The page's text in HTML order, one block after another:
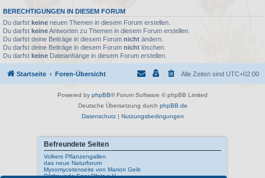
BERECHTIGUNGEN IN DIESEM FORUM
Du darfst keine neuen Themen in diesem Forum erstellen.
Du darfst keineAntworten zu Themen in diesem Forum erstellen.
Du darfst deine Beiträge in diesem Forum nicht ändern.
Du darfst deine Beiträge in diesem Forum nicht löschen.
Du darfst keine Dateianhänge in diesem Forum erstellen.
Startseite Foren-Übersicht Alle Zeiten sind UTC+02:00
Powered by phpBB® Forum Software © phpBB Limited
Deutsche Übersetzung durch phpBB.de
Datenschutz| Nutzungsbedingungen
Befreundete Seiten
Volkers Pflanzengallen
das neue Naturforum
Myxomycetenseite von Marion Geib
Pilzfreunde Saar-Pfalz e.V.